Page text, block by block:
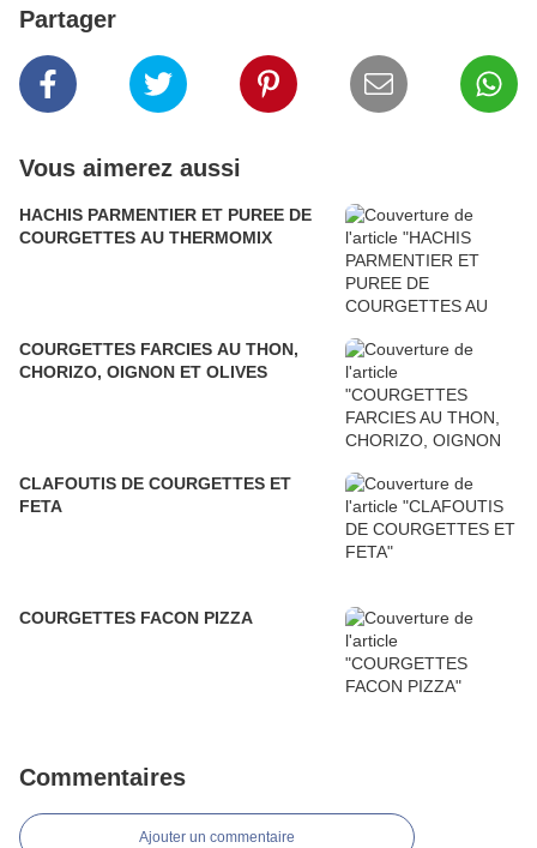
Partager
Vous aimerez aussi
HACHIS PARMENTIER ET PUREE DE
COURGETTES AU THERMOMIX
COURGETTES FARCIES AU THON,
CHORIZO, OIGNON ET OLIVES
CLAFOUTIS DE COURGETTES ET
FETA
COURGETTES FACON PIZZA
Commentaires
Ajouter un commentaire